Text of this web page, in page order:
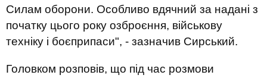
Силам оборони. Особливо вдячний за надані з
початку цього року озброєння, військову
техніку і боєприпаси", - зазначив Сирський.
Головком розповів, що під час розмови